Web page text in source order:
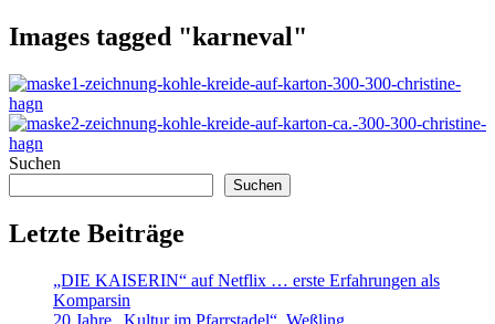
Images tagged "karneval"
Suchen
Suchen
Letzte Beiträge
„DIE KAISERIN“ auf Netflix … erste Erfahrungen als
Komparsin
20 Jahre „Kultur im Pfarrstadel“, Weßling